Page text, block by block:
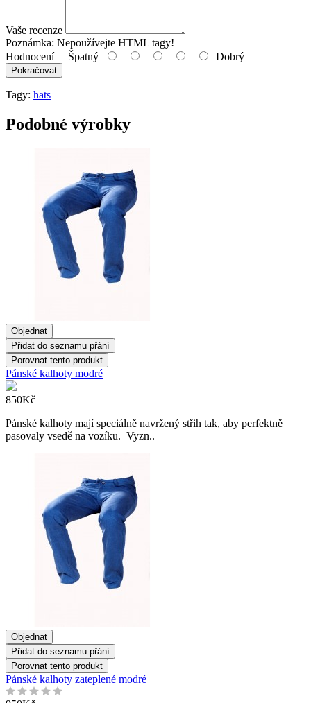
Vaše recenze
Poznámka: Nepoužívejte HTML tagy!
HodnoceníŠpatný Dobrý
Pokračovat
Tagy: hats
Podobné výrobky
Objednat
Přidat do seznamu přání
Porovnat tento produkt
Pánské kalhoty modré
850Kč
Pánské kalhoty mají speciálně navržený střih tak, aby perfektně
pasovaly vsedě na vozíku. Vyzn..
Objednat
Přidat do seznamu přání
Porovnat tento produkt
Pánské kalhoty zateplené modré